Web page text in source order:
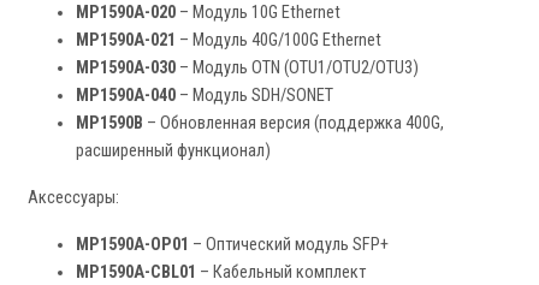
MP1590A-020 – Модуль 10G Ethernet
MP1590A-021 – Модуль 40G/100G Ethernet
MP1590A-030 – Модуль OTN (OTU1/OTU2/OTU3)
MP1590A-040 – Модуль SDH/SONET
MP1590B – Обновленная версия (поддержка 400G,
расширенный функционал)
Аксессуары:
MP1590A-OP01 – Оптический модуль SFP+
MP1590A-CBL01 – Кабельный комплект